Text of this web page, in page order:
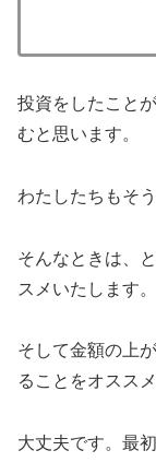
投資をしたこと
むと思います。
わたしたちもそう
そんなときは、
スメいたします。
そして金額の上
ることをオスス
大丈夫です。最